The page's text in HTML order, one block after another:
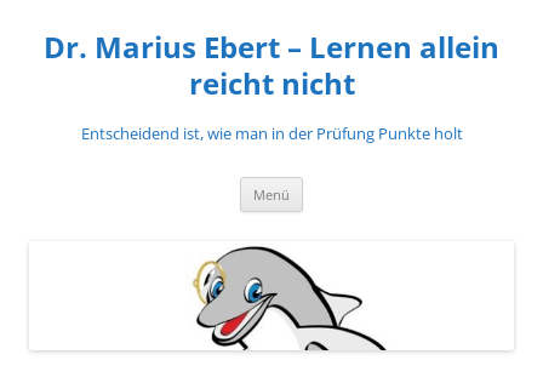
springen
Dr. Marius Ebert – Lernen allein
reicht nicht
Entscheidend ist, wie man in der Prüfung Punkte holt
Menü